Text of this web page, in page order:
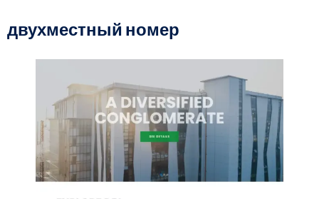
двухместный номер